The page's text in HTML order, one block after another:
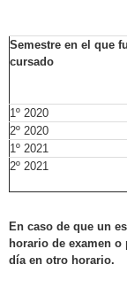
Semestre en el que
cursado
1º 2020
2º 2020
1º 2021
2º 2021
En caso de que un
horario de examen
día en otro horario.